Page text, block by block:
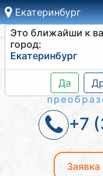
Екатеринбург
Это ближайши к
город:
Екатеринбург
Да
Шкафы
+7
Заявка